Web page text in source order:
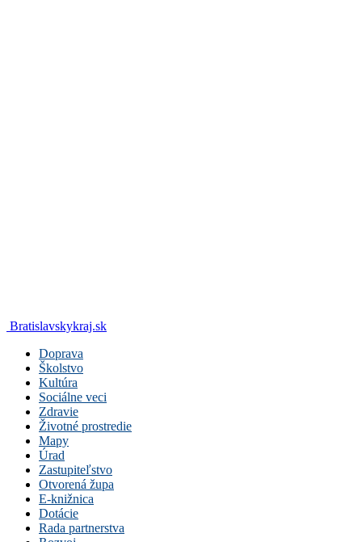
Bratislavskykraj.sk
Doprava
Školstvo
Kultúra
Sociálne veci
Zdravie
Životné prostredie
Mapy
Úrad
Zastupiteľstvo
Otvorená župa
E-knižnica
Dotácie
Rada partnerstva